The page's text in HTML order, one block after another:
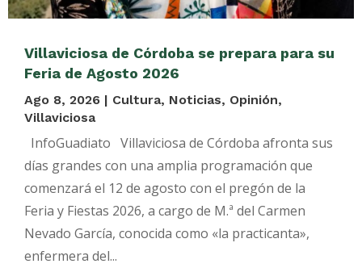
Villaviciosa de Córdoba se prepara para su
Feria de Agosto 2026
Ago 8, 2026 | Cultura, Noticias, Opinión,
Villaviciosa
InfoGuadiato Villaviciosa de Córdoba afronta sus
días grandes con una amplia programación que
comenzará el 12 de agosto con el pregón de la
Feria y Fiestas 2026, a cargo de M.ª del Carmen
Nevado García, conocida como «la practicanta»,
enfermera del...